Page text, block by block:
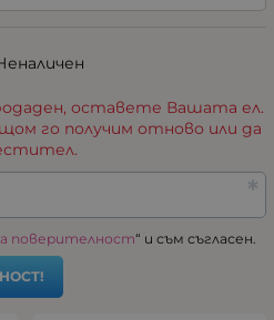
оставете Вашата ел.
го получим отново или да
поверителност“ и съм съгласен.